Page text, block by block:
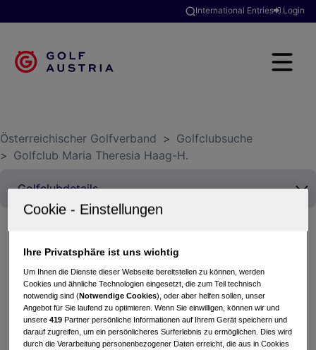
International Entries Login
Österreichischer Golfverband > Golfclubsuche
> Golfclub Maria Theresia Haag-H.
TURKISH AIRLINES & GOLFREISEN ARMBRÜSTER
TROPHY
05.06.2024 - Einzel (Stableford)
Golfclub Maria Theresia Haag-H.
Turnierinfo
Nennliste Startzeiten
Ihre Privatsphäre ist uns wichtig
Um Ihnen die Dienste dieser Webseite bereitstellen zu können, werden
Cookies und ähnliche Technologien eingesetzt, die zum Teil technisch
notwendig sind (Notwendige Cookies), oder aber helfen sollen, unser
Angebot für Sie laufend zu optimieren. Wenn Sie einwilligen, können wir und
unsere419 Partner persönliche Informationen auf Ihrem Gerät speichern und
darauf zugreifen, um ein persönlicheres Surferlebnis zu ermöglichen. Dies wird
durch die Verarbeitung personenbezogener Daten erreicht, die aus in Cookies